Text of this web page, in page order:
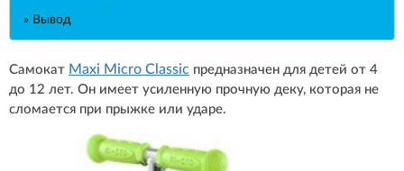
» Вывод
Самокат Maxi Micro Classic предназначен для детей от 4
до 12 лет. Он имеет усиленную прочную деку, которая не
сломается при прыжке или ударе.